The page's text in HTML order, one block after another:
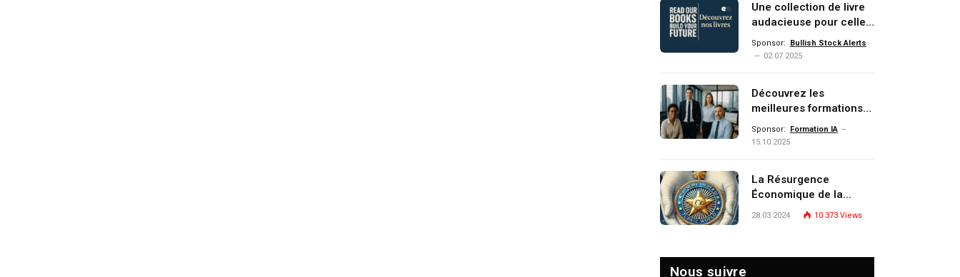
Une collection de livre
audacieuse pour celles
et ceux qui veulent
comprendre, investir et
Sponsor:
Bullish Stock Alerts
02.07.2025
Découvrez les
meilleures formations
Data, IA, automatisation
et investissement
écosystème d’experts
Sponsor:
Formation IA
15.10.2025
La Résurgence
Économique de la
Turquie : Naviguer dans
28.03.2024 10 373 Views
Nous suivre